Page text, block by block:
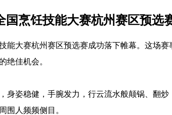
国烹饪技能大赛杭州赛区预选
能大赛杭州赛区预选赛成功落下帷幕。这场赛
绝佳机会。
身姿稳健，手腕发力，行云流水般颠锅、翻
围人频频侧目。